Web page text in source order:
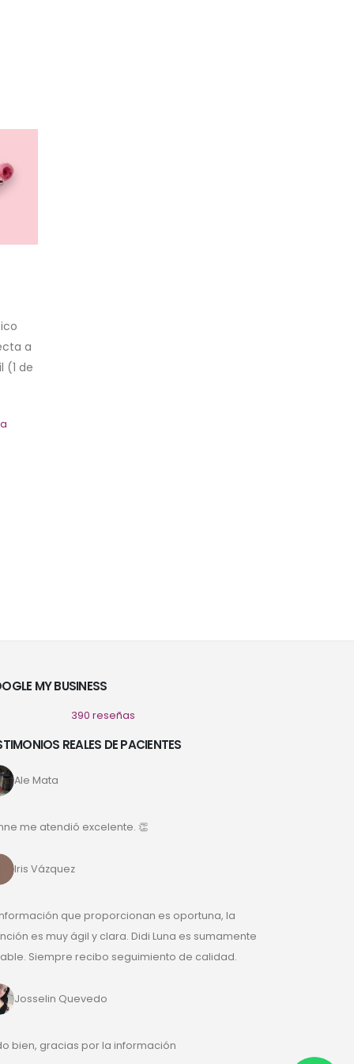
a
(1 de
MY BUSINESS
390 reseñas
REALES DE PACIENTES
Ale Mata
me atendió excelente. 👏
Iris Vázquez
que proporcionan es oportuna, la
es muy ágil y clara. Didi Luna es sumamente
Siempre recibo seguimiento de calidad.
Josselin Quevedo
bien, gracias por la información